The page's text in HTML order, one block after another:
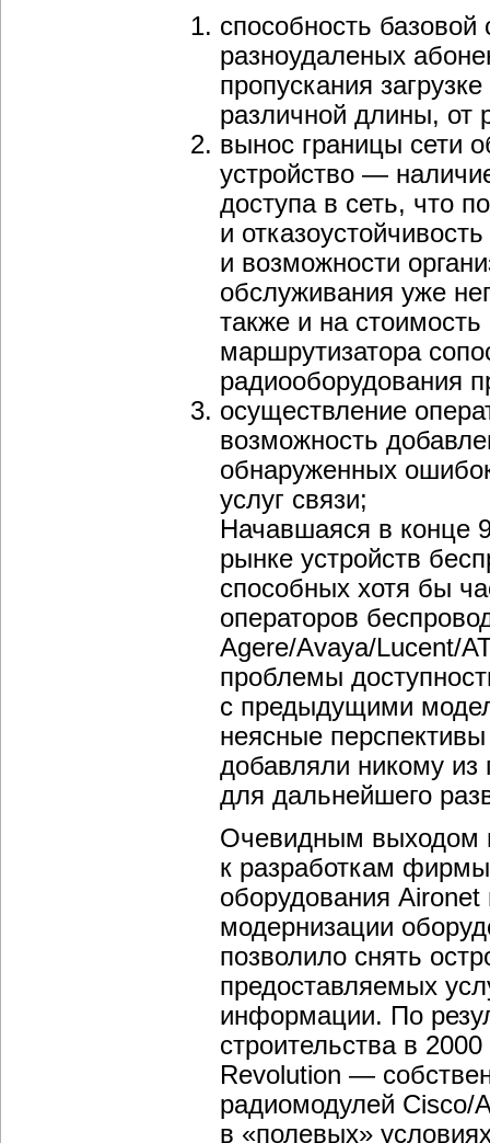
способность
разноудаленых
пропускания
различной длины, от
вынос границы сети
устройство —
доступа в сеть, что
и
и возможности
обслуживания уже
также и на
маршрутизатора
радиооборудования
осуществление
возможность
обнаруженных
услуг связи;
Начавшаяся в конце
рынке устройств
способных хотя бы
операторов
Agere/Avaya/Lucent/
проблемы
с предыдущими
неясные
добавляли никому из
для дальнейшего
Очевидным выходом
к разработкам
оборудования
модернизации
позволило снять
предоставляемых
информации. По
строительства в
Revolution —
радиомодулей Cisco/
в «полевых»